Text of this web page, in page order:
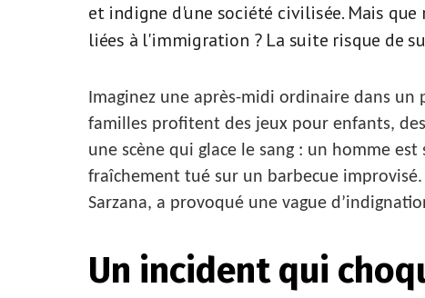
et indigne d'une société civilisée. Mais
liées à l'immigration ? La suite risque de
Imaginez une après-midi ordinaire dans
familles profitent des jeux pour enfants,
une scène qui glace le sang : un homme
fraîchement tué sur un barbecue
Sarzana, a provoqué une vague
Un incident qui